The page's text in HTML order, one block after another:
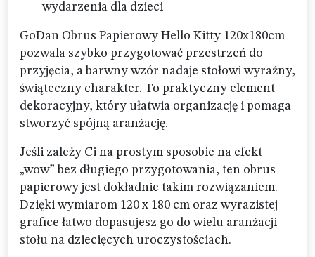
wydarzenia dla dzieci
GoDan Obrus Papierowy Hello Kitty 120x180cm
pozwala szybko przygotować przestrzeń do
przyjęcia, a barwny wzór nadaje stołowi wyraźny,
świąteczny charakter. To praktyczny element
dekoracyjny, który ułatwia organizację i pomaga
stworzyć spójną aranżację.
Jeśli zależy Ci na prostym sposobie na efekt
„wow” bez długiego przygotowania, ten obrus
papierowy jest dokładnie takim rozwiązaniem.
Dzięki wymiarom 120 x 180 cm oraz wyrazistej
grafice łatwo dopasujesz go do wielu aranżacji
stołu na dziecięcych uroczystościach.